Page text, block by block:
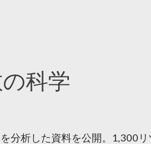
科学
分析した資料を公開。1,300リ